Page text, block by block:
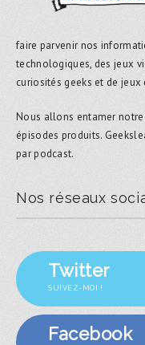
faire parvenir nos
technologiques, des jeux
curiosités geeks et de jeux
Nous allons entamer
épisodes produits.
par podcast.
Nos réseaux
Twitter
SUIVEZ-MOI !
Facebook